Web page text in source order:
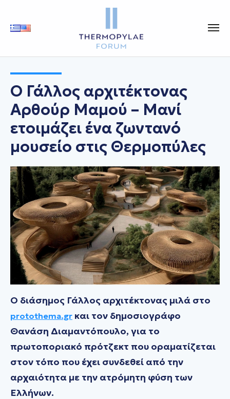
O Γάλλος αρχιτέκτονας
Αρθούρ Μαμού – Μανί
ετοιμάζει ένα ζωντανό
μουσείο στις Θερμοπύλες
Ο διάσημος Γάλλος αρχιτέκτονας μιλά στο
protothema.gr και τον δημοσιογράφο
Θανάση Διαμαντόπουλο, για το
πρωτοποριακό πρότζεκτ που οραματίζεται
στον τόπο που έχει συνδεθεί από την
αρχαιότητα με την ατρόμητη φύση των
Ελλήνων.